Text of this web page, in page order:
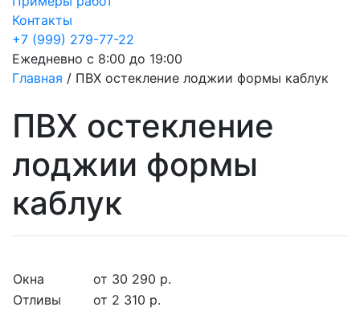
Контакты
+7 (999) 279-77-22
Ежедневно с 8:00 до 19:00
Главная / ПВХ остекление лоджии формы каблук
ПВХ остекление
лоджии формы
каблук
Окна
от 30 290 р.
Отливы
от 2 310 р.